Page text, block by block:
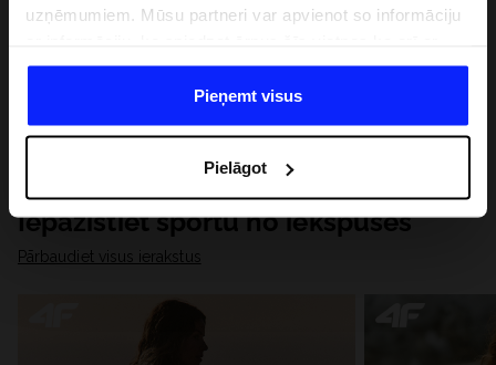
uzņēmumiem. Mūsu partneri var apvienot so informāciju
datiem, ko viņi iegūst, izmantojot viņu pakalpojumus. Ar
Jūsu atļauju, mēs varam pārsūtīt Jūsu personas datus
saviem partneriem, lai uzlabotu veidu, kadā tiek rādīta
saturu un uzlabotu mūsu partneru piedāvātos risinajumus
( piem. socialos tīklus). Detalizētu informāciju var atrast
mūsu Privātuma politikā un sadaļā "Detaļas".
Pieņemt visus
Pielāgot
Iepazīstiet sportu no iekšpuses
Pārbaudiet visus ierakstus